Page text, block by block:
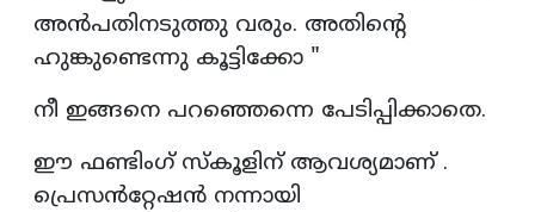
അൻപതിനടുത്തു വരും. അതിന്റെ
ഹുങ്കുണ്ടെന്നു കൂട്ടിക്കോ "
നീ ഇങ്ങനെ പറഞ്ഞെന്നെ പേടിപ്പിക്കാതെ.
ഈ ഫണ്ടിംഗ് സ്കൂളിന് ആവശ്യമാണ് .
പ്രെസൻറ്റേഷൻ നന്നായി